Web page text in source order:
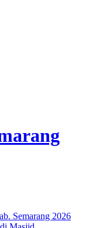
Semarang 2026